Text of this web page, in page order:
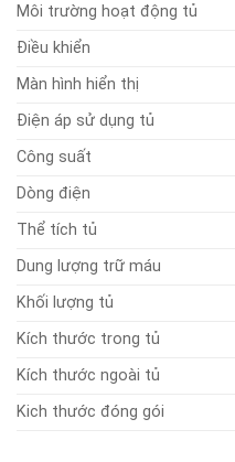
Môi trường hoạt động tủ
Điều khiển
Màn hình hiển thị
Điện áp sử dụng tủ
Công suất
Dòng điện
Thể tích tủ
Dung lượng trữ máu
Khối lượng tủ
Kích thước trong tủ
Kích thước ngoài tủ
Kich thước đóng gói